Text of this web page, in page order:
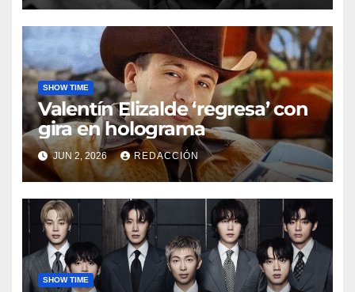
SHOW TIME
Valentín Elizalde ‘regresa’ con
gira en holograma
JUN 2, 2026 REDACCIÓN
SHOW TIME